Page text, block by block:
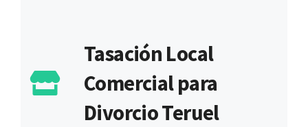
Tasación Local
Comercial para
Divorcio Teruel